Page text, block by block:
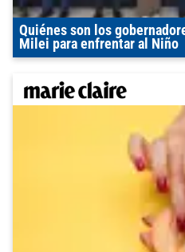
Quiénes son los
Milei para enfrentar al Niño